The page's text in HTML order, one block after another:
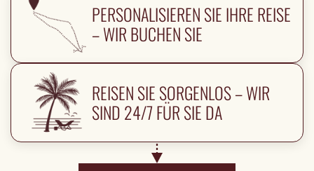
PERSONALISIEREN SIE IHRE REISE
– WIR BUCHEN SIE
REISEN SIE SORGENLOS – WIR
SIND 24/7 FÜR SIE DA